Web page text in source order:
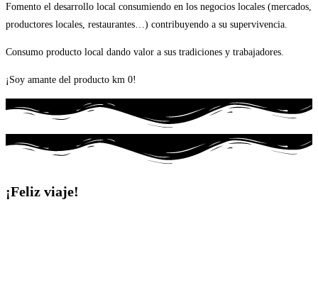
Fomento el desarrollo local consumiendo en los negocios locales (mercados,
productores locales, restaurantes…) contribuyendo a su supervivencia.
Consumo producto local dando valor a sus tradiciones y trabajadores.
¡Soy amante del producto km 0!
¡Feliz viaje!